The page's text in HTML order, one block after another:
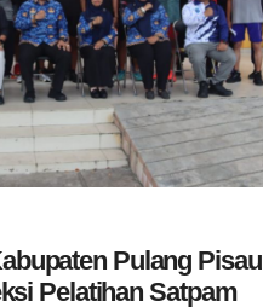
Pulang Pisau
Pelatihan Satpam